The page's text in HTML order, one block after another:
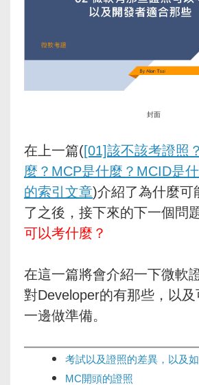
封面
在上一篇([01]該不該考證照
麼？MCP是什麼？MCID是
的索引文章)介紹了為什麼可
了之後，接下來的下一個問
可以考什麼？
在這一篇將會介紹一下微軟
對Developer的有那些，以
一邊做準備。
考試以及證照的差異，以及
MC開頭的證照